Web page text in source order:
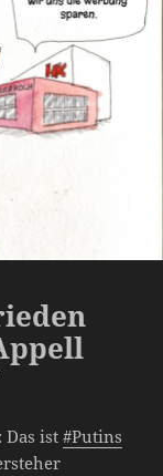
Das ist#Putins